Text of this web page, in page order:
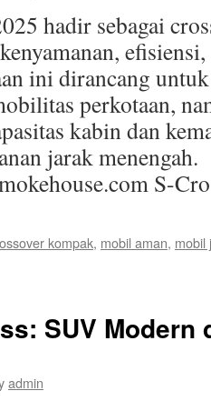
hadir sebagai
ini dirancang
perkotaan,
kabin dan
jarak menengah.
S-
kompak, mobil aman, mobil
SUV Modern
admin